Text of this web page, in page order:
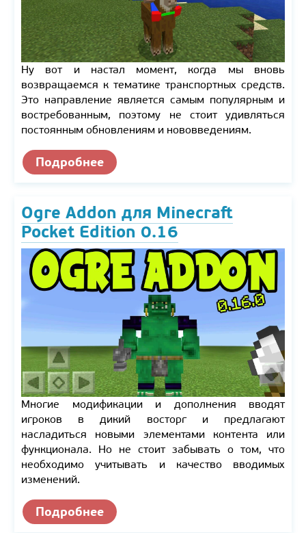
Ну вот и настал момент, когда мы вновь
возвращаемся к тематике транспортных средств.
Это направление является самым популярным и
востребованным, поэтому не стоит удивляться
постоянным обновлениям и нововведениям.
Подробнее
Ogre Addon для Minecraft
Pocket Edition 0.16
Многие модификации и дополнения вводят
игроков в дикий восторг и предлагают
насладиться новыми элементами контента или
функционала. Но не стоит забывать о том, что
необходимо учитывать и качество вводимых
изменений.
Подробнее